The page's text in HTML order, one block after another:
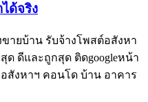
ด้จริง
ายบ้าน รับจ้างโพสต์อสังหา
ดีและถูกสุด ติดgoogleหน้า
สังหาฯ คอนโด บ้าน อาคาร